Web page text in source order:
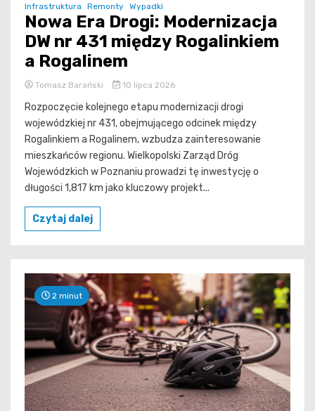
Infrastruktura Remonty Wypadki
Nowa Era Drogi: Modernizacja
DW nr 431 między Rogalinkiem
a Rogalinem
Tomasz Barański 10 lipca 2026
Rozpoczęcie kolejnego etapu modernizacji drogi
wojewódzkiej nr 431, obejmującego odcinek między
Rogalinkiem a Rogalinem, wzbudza zainteresowanie
mieszkańców regionu. Wielkopolski Zarząd Dróg
Wojewódzkich w Poznaniu prowadzi tę inwestycję o
długości 1,817 km jako kluczowy projekt...
Czytaj dalej
2 minut